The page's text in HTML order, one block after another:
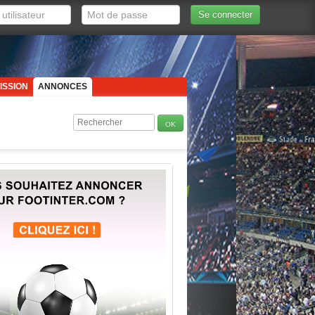
Se connecter
ANNONCES